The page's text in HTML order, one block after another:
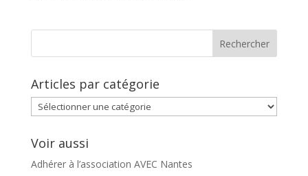
Articles par catégorie
Articles
par
catégorie
Voir aussi
Adhérer à l’association AVEC Nantes